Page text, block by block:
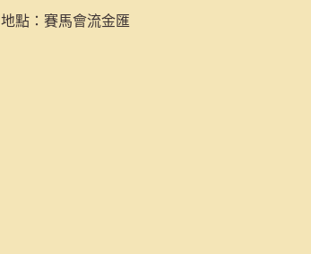
地點： 賽馬會流金匯